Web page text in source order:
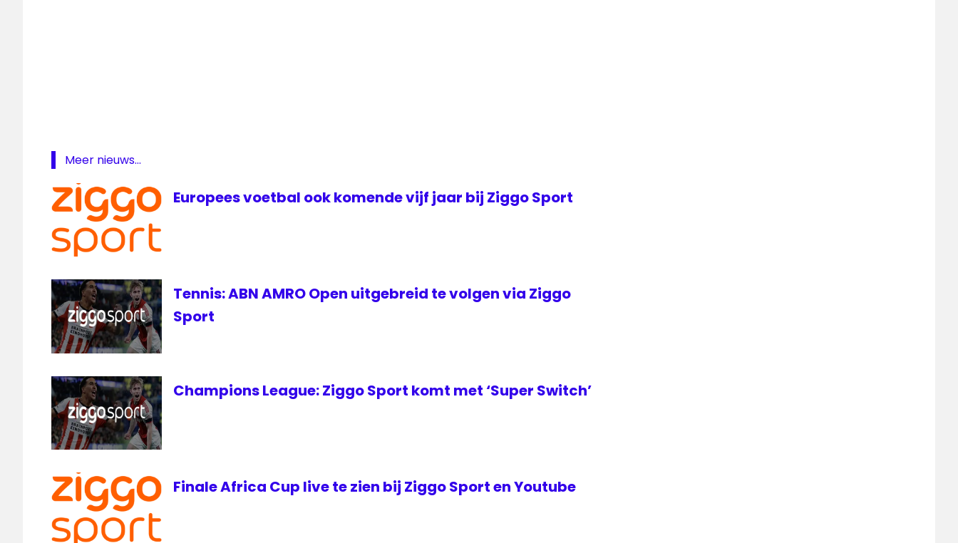
Ajax
Livestream
Ajax
Ziggo
Sport
Meer nieuws...
Europees voetbal ook komende vijf jaar bij Ziggo Sport
Tennis: ABN AMRO Open uitgebreid te volgen via Ziggo
Sport
Champions League: Ziggo Sport komt met ‘Super Switch’
Finale Africa Cup live te zien bij Ziggo Sport en Youtube